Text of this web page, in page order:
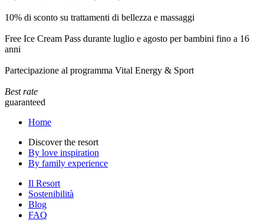
10% di sconto su trattamenti di bellezza e massaggi
Free Ice Cream Pass durante luglio e agosto per bambini fino a 16
anni
Partecipazione al programma Vital Energy & Sport
Best rate
guaranteed
Home
Discover the resort
By love inspiration
By family experience
Il Resort
Sostenibilità
Blog
FAQ